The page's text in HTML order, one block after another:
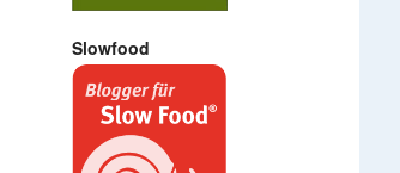
Slowfood